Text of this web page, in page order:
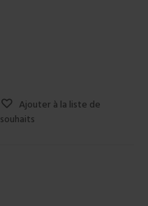
Ajouter à la liste de
souhaits